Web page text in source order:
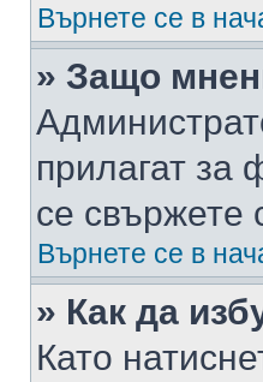
Върнете се в
» Защо
прилагат
се свържете
Върнете се в
» Как да
Като